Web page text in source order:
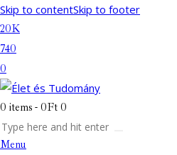
Skip to contentSkip to footer
20K
740
0
0 items - 0Ft 0
Menu